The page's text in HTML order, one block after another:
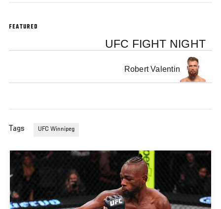
FEATURED
UFC FIGHT NIGHT
Robert Valentin
Tags UFC Winnipeg